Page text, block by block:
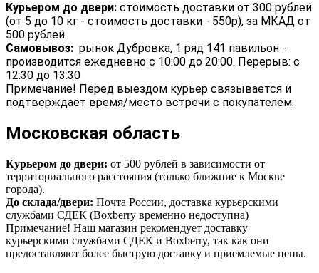
Курьером до двери: стоимость доставки от 300 рублей
(от 5 до 10 кг - стоимость доставки - 550р), за МКАД от
500 рублей.
Самовывоз: рынок Дубровка, 1 ряд 141 павильон -
производится ежедневно с 10:00 до 20:00. Перерыв: с
12:30 до 13:30
Примечание! Перед выездом курьер связывается и
подтверждает время/место встречи с покупателем.
Московская область
Курьером до двери: от 500 рублей в зависимости от
территориального расстояния (только ближние к Москве
города).
До склада/двери: Почта России, доставка курьерскими
службами СДЕК (Boxberry временно недоступна)
Примечание! Наш магазин рекомендует доставку
курьерскими службами СДЕК и Boxberry, так как они
предоставляют более быструю доставку и приемлемые цены.